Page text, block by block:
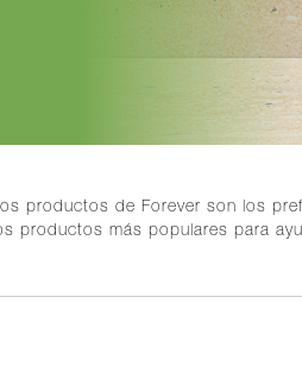
productos de Forever son los
productos más populares para